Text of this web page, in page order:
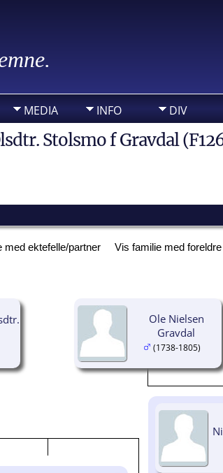
MEDIA INFO DIV
Stolsmo f Gravdal
med ektefelle/partner Vis familie med foreldre
Ole Nielsen
Gravdal
(1738-1805)